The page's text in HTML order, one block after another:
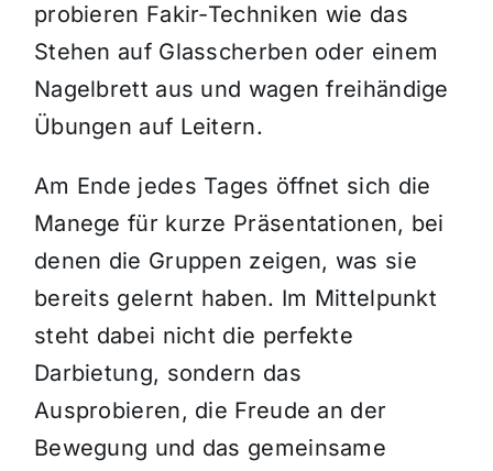
probieren Fakir-Techniken wie das
Stehen auf Glasscherben oder einem
Nagelbrett aus und wagen freihändige
Übungen auf Leitern.
Am Ende jedes Tages öffnet sich die
Manege für kurze Präsentationen, bei
denen die Gruppen zeigen, was sie
bereits gelernt haben. Im Mittelpunkt
steht dabei nicht die perfekte
Darbietung, sondern das
Ausprobieren, die Freude an der
Bewegung und das gemeinsame